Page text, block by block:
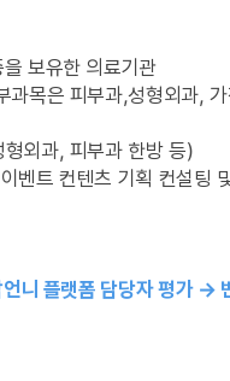
보유한 의료기관
목은 피부과,성형외과,
외과, 피부과 한방 등)
벤트 컨텐츠 기획 컨설팅
니 플랫폼 담당자 평가